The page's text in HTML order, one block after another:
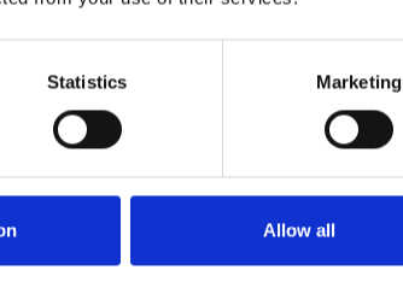
Statistics Marketing
Allow all